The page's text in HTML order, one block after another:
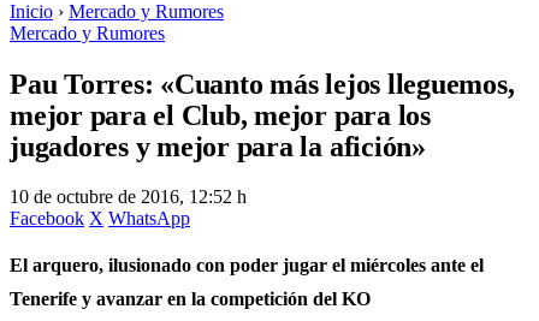
Inicio › Mercado y Rumores
Mercado y Rumores
Pau Torres: «Cuanto más lejos lleguemos,
mejor para el Club, mejor para los
jugadores y mejor para la afición»
10 de octubre de 2016, 12:52 h
Facebook X WhatsApp
El arquero, ilusionado con poder jugar el miércoles ante el
Tenerife y avanzar en la competición del KO